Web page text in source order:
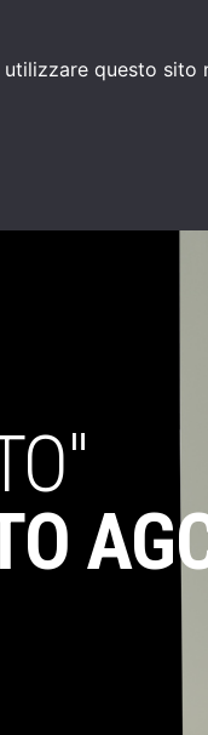
BLOG
questo sito